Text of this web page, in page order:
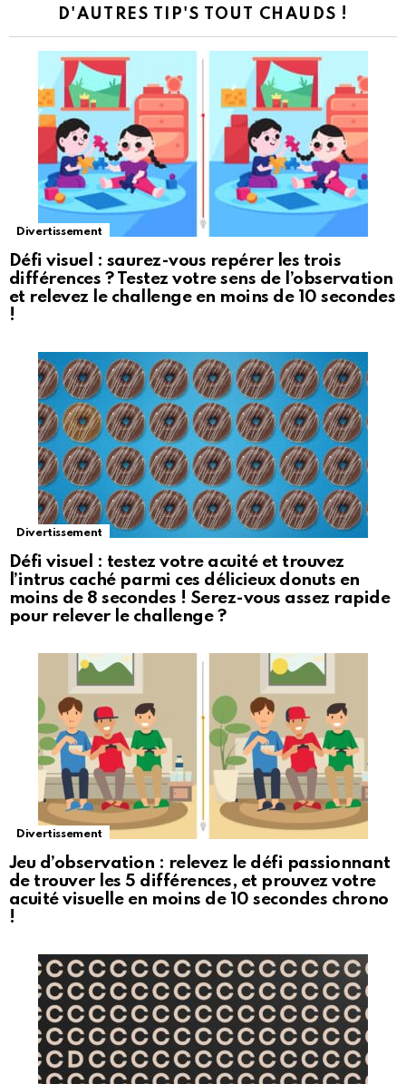
D'AUTRES TIP'S TOUT CHAUDS !
Divertissement
Défi visuel : saurez-vous repérer les trois
différences ? Testez votre sens de l’observation
et relevez le challenge en moins de 10 secondes
!
Divertissement
Défi visuel : testez votre acuité et trouvez
l’intrus caché parmi ces délicieux donuts en
moins de 8 secondes ! Serez-vous assez rapide
pour relever le challenge ?
Divertissement
Jeu d’observation : relevez le défi passionnant
de trouver les 5 différences, et prouvez votre
acuité visuelle en moins de 10 secondes chrono
!